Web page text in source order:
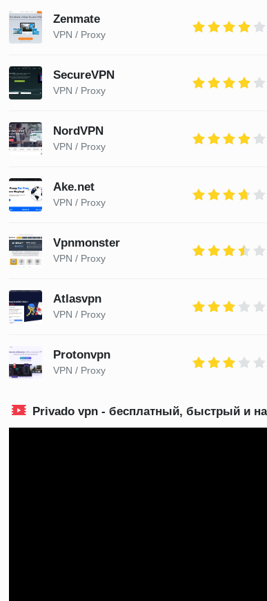
Zenmate
VPN / Proxy
SecureVPN
VPN / Proxy
NordVPN
VPN / Proxy
Ake.net
VPN / Proxy
Vpnmonster
VPN / Proxy
Atlasvpn
VPN / Proxy
Protonvpn
VPN / Proxy
Privado vpn - бесплатный, быстрый и